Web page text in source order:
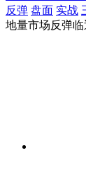
反弹 盘面 实战
地量市场反弹临